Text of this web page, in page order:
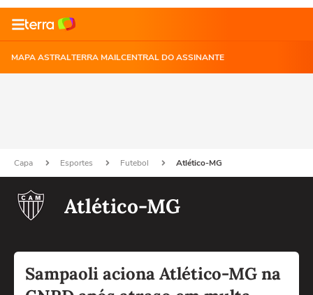
MAPA ASTRALTERRA MAILCENTRAL DO ASSINANTE
Capa Esportes Futebol Atlético-MG
Atlético-MG
Sampaoli aciona Atlético-MG na